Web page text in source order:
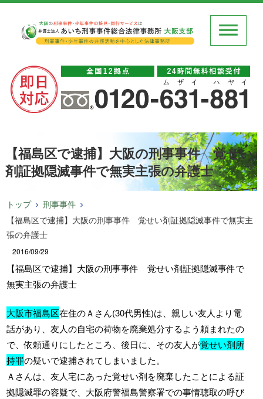
【福島区で逮捕】大阪の刑事事件 覚せい
剤証拠隠滅事件で無実主張の弁護士
トップ
刑事事件
【福島区で逮捕】大阪の刑事事件 覚せい剤証拠隠滅事件で無実主
張の弁護士
2016/09/29
【福島区で逮捕】大阪の刑事事件 覚せい剤証拠隠滅事件で
無実主張の弁護士
大阪市福島区在住のＡさん(30代男性)は、親しい友人より電
話があり、友人の自宅の荷物を廃棄処分するよう頼まれたの
で、依頼通りにしたところ、後日に、その友人が覚せい剤所
持罪の疑いで逮捕されてしまいました。
Ａさんは、友人宅にあった覚せい剤を廃棄したことによる証
拠隠滅罪の容疑で、大阪府警福島警察署での事情聴取の呼び